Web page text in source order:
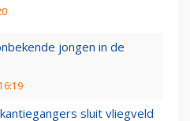
jongen in de
sluit vliegveld